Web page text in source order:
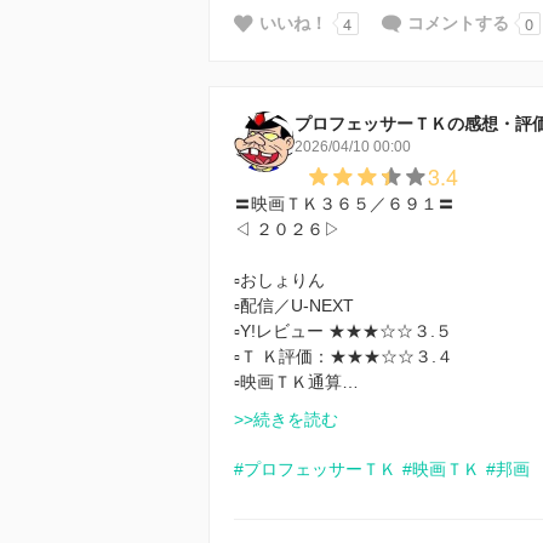
いいね！ 4 コメントする 0
プロフェッサーＴＫの感想・評
2026/04/10 00:00
3.4
〓映画ＴＫ３６５／６９１〓
◁ ２０２６▷
▫おしょりん
▫配信／U-NEXT
▫️Y!レビュー ★★★☆☆３.５
▫️Ｔ Ｋ評価：★★★☆☆３.４
▫️映画ＴＫ通算…
>>続きを読む
#プロフェッサーＴＫ #映画ＴＫ #邦画